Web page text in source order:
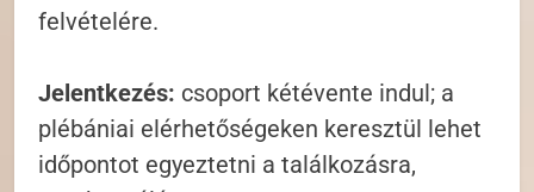
felvételére.
Jelentkezés: csoport kétévente indul; a
plébániai elérhetőségeken keresztül lehet
időpontot egyeztetni a találkozásra,